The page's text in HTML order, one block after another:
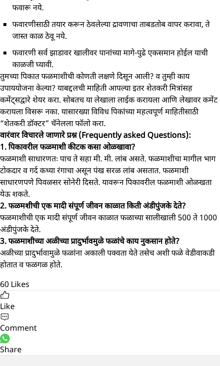
फवारू नये.
फवारणीसाठी तयार करून ठेवलेल्या द्रावणाचा ताबडतोब वापर करावा, ते
जास्त काळ ठेवू नये.
फवारणी सर्व झाडावर खालीवर पानांच्या मागे-पुढे एकसमान होईल याची
काळजी घ्यावी.
तुमच्या पिकात फळमाशीची कोणती लक्षणे दिसून आली? व तुम्ही काय
उपाययोजना केल्या? याबद्दलची माहिती आपल्या इतर शेतकरी मित्रांसह
कमेंट्सद्वारे शेयर करा. सोबतच या लेखाला लाईक करायला आणि लेखावर कमेंट
करायला विसरू नका. यासारख्या विविध पिकांच्या महत्वपूर्ण माहितीसाठी
“शेतकरी डॉक्टर” चॅनेलला फॉलो करा.
वारंवार विचारले जाणारे प्रश्न (Frequently asked Questions):
1. पिकावरील फळमाशी कीटक कसा ओळखावा?
फळमाशी साधारणतः पाच ते सहा मी. मी. लांब असते. फळमाशीचा मागील भाग
टोकदार व गर्द कथ्या रंगाचा असून पंख सरळ लांब असतात. फळमाशी
साधारणपणे पिवळसर सोनेरी दिसते. यावरून पिकावरील फळमाशी ओळखता
येऊ शकते.
2. फळमशीची एक मादी संपूर्ण जीवन काळात किती अंडीपुंजके देते?
फळमाशीची एक मादी संपूर्ण जीवन काळात फळाच्या सालीखाली 500 ते 1000
अंडीपुंजके देते.
3. फळमाशीच्या अळीच्या प्रादुर्भावमुळे फळांचे काय नुकसान होते?
अळीच्या प्रादुर्भावामुळे फळांना अकाली पक्वता येते तसेच अशी फळे वेडीवाकडी
होतात व फळगळ होते.
60 Likes
Like
Comment
Share